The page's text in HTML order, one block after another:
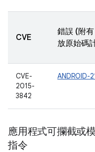
CVE
錯誤 (附
放原始碼
CVE-
2015-
3842
ANDROID-
應用程式可攔截或
指令